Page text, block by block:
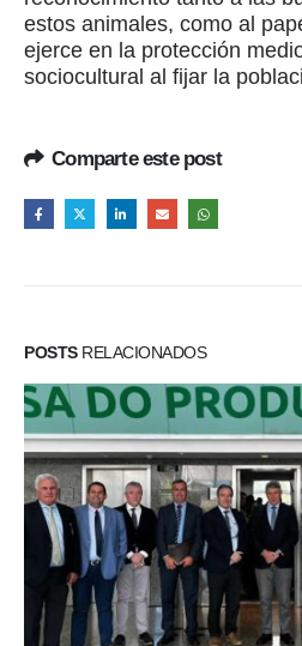
estos animales, como al
ejerce en la protección
sociocultural al fijar la
Comparte este post
POSTSRELACIONADOS